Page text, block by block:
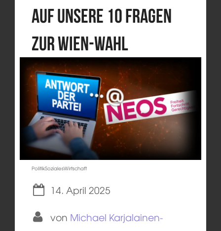
auf unsere 10 Fragen
zur Wien-Wahl
PolitikSozialesWirtschaft
14. April 2025
von Michael Karjalainen-